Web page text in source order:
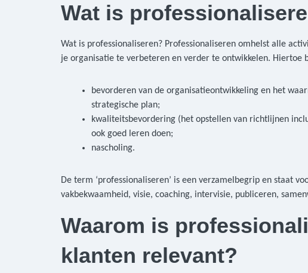
Wat is
Wat is professionaliseren? Professionaliseren omhelst alle
je organisatie te verbeteren en verder te ontwikkelen. Hiertoe
bevorderen van de organisatieontwikkeling en het
strategische plan;
kwaliteitsbevordering (het opstellen van richtlijnen
ook goed leren doen;
nascholing.
De term ‘professionaliseren’ is een verzamelbegrip en staat
vakbekwaamheid, visie, coaching, intervisie, publiceren,
Waarom is
klanten relevant?